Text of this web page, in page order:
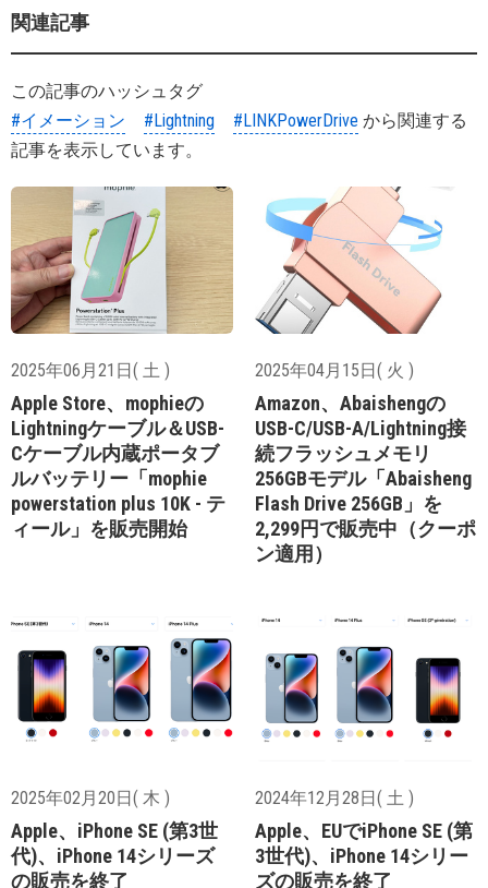
関連記事
この記事のハッシュタグ
#イメーション
#Lightning #LINKPowerDrive から関連する
記事を表示しています。
2025年06月21日( 土 )
Apple Store、mophieの
Lightningケーブル＆USB-
Cケーブル内蔵ポータブ
ルバッテリー「mophie
powerstation plus 10K - テ
ィール」を販売開始
2025年04月15日( 火 )
Amazon、Abaishengの
USB-C/USB-A/Lightning接
続フラッシュメモリ
256GBモデル「Abaisheng
Flash Drive 256GB」を
2,299円で販売中（クーポ
ン適用）
2025年02月20日( 木 )
Apple、iPhone SE (第3世
代)、iPhone 14シリーズ
の販売を終了
2024年12月28日( 土 )
Apple、EUでiPhone SE (第
3世代)、iPhone 14シリー
ズの販売を終了